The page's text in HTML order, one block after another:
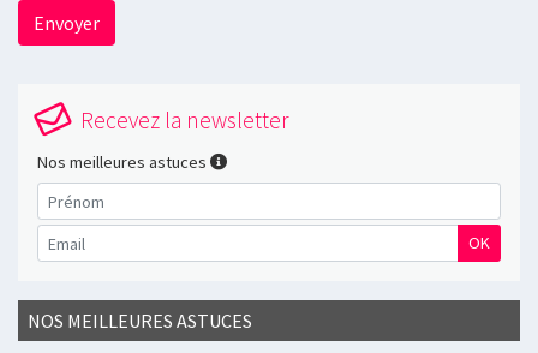
Envoyer
Recevez la newsletter
Nos meilleures astuces
OK
NOS MEILLEURES ASTUCES